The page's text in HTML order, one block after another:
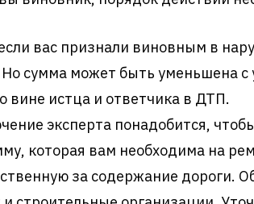
вас признали виновным в
сумма может быть уменьшена
вине истца и ответчика в ДТП.
эксперта понадобится,
которая вам необходима на
за содержание дороги.